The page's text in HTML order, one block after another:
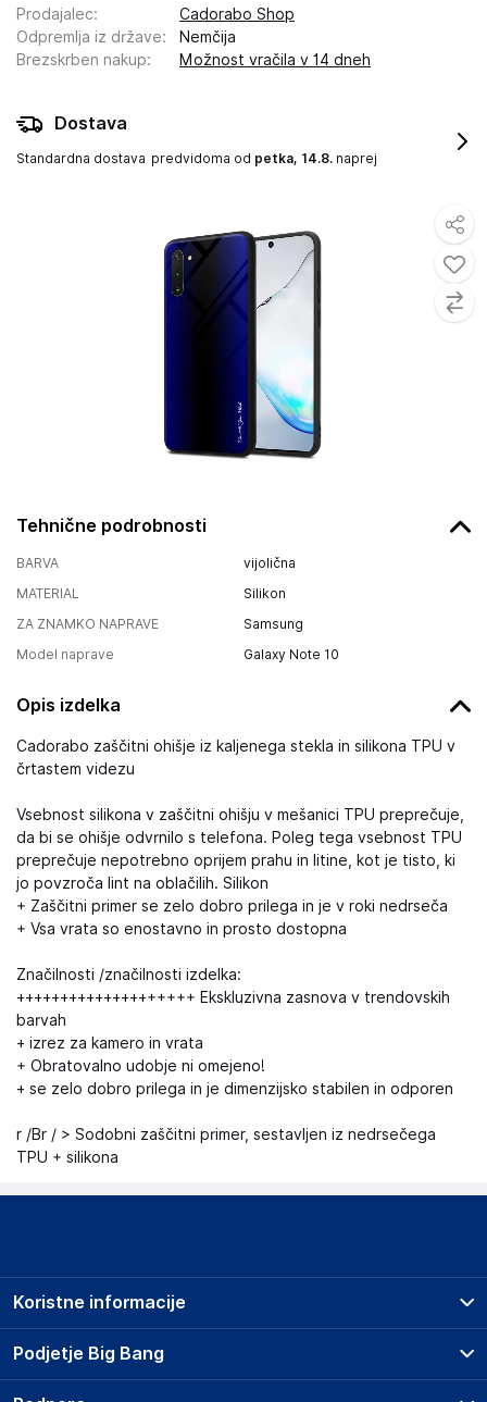
Tehnične podrobnosti
BARVA
vijolična
MATERIAL
Silikon
ZA ZNAMKO NAPRAVE
Samsung
Model naprave
Galaxy Note 10
Opis izdelka
Cadorabo zaščitni ohišje iz kaljenega stekla in silikona TPU v
črtastem videzu
Vsebnost silikona v zaščitni ohišju v mešanici TPU preprečuje,
da bi se ohišje odvrnilo s telefona. Poleg tega vsebnost TPU
preprečuje nepotrebno oprijem prahu in litine, kot je tisto, ki
jo povzroča lint na oblačilih. Silikon
+ Zaščitni primer se zelo dobro prilega in je v roki nedrseča
+ Vsa vrata so enostavno in prosto dostopna
Značilnosti /značilnosti izdelka:
++++++++++++++++++++ Ekskluzivna zasnova v trendovskih
barvah
+ izrez za kamero in vrata
+ Obratovalno udobje ni omejeno!
+ se zelo dobro prilega in je dimenzijsko stabilen in odporen
r /Br / > Sodobni zaščitni primer, sestavljen iz nedrsečega
TPU + silikona
Prodajalec:
Cadorabo Shop
Odpremlja iz države:
Nemčija
Brezskrben nakup: Možnost vračila v 14 dneh
Dostava
Standardna dostava predvidoma od petka, 14.8. naprej
Podjetje Big Bang
O podjetju
Koristne informacije
Prodajna mesta